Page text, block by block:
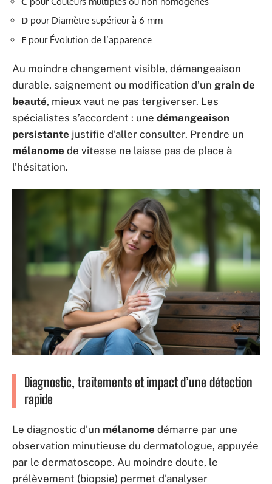
D pour Diamètre supérieur à 6 mm
E pour Évolution de l’apparence
Au moindre changement visible, démangeaison
durable, saignement ou modification d’un grain de
beauté, mieux vaut ne pas tergiverser. Les
spécialistes s’accordent : une démangeaison
persistante justifie d’aller consulter. Prendre un
mélanome de vitesse ne laisse pas de place à
l’hésitation.
Diagnostic, traitements et impact d’une détection
rapide
Le diagnostic d’un mélanome démarre par une
observation minutieuse du dermatologue, appuyée
par le dermatoscope. Au moindre doute, le
prélèvement (biopsie) permet d’analyser